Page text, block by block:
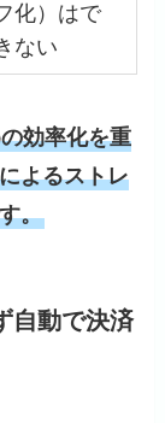
化）はで
ない
効率化を重
よるストレ
。
自動で決済